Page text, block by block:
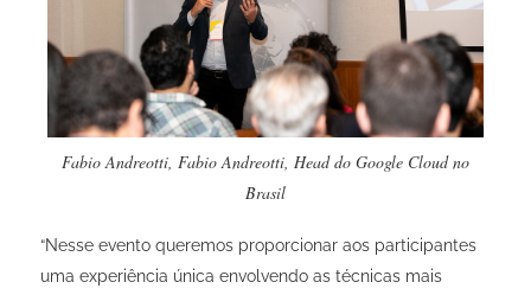
Fabio Andreotti, Fabio Andreotti, Head do Google Cloud no
Brasil
“Nesse evento queremos proporcionar aos participantes
uma experiência única envolvendo as técnicas mais